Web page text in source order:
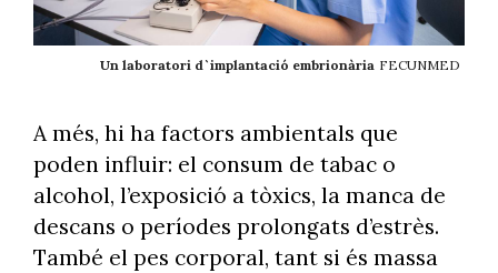
Un laboratori d`implantació embrionària FECUNMED
A més, hi ha factors ambientals que
poden influir: el consum de tabac o
alcohol, l’exposició a tòxics, la manca de
descans o períodes prolongats d’estrès.
També el pes corporal, tant si és massa